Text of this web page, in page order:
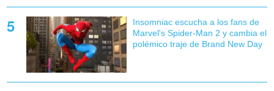
Insomniac escucha a los fans de
Marvel's Spider-Man 2 y cambia el
polémico traje de Brand New Day